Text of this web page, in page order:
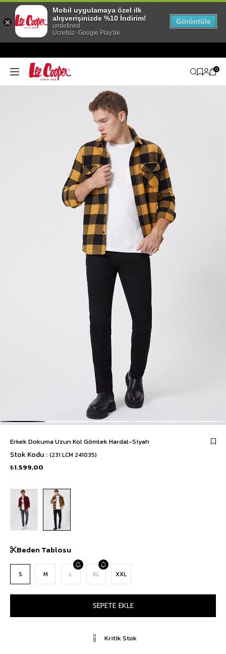
0
Erkek Dokuma Uzun Kol Gömlek Hardal-Siyah
Stok Kodu (231 LCM 241035)
₺1.599,00
Beden Tablosu
S M L XL XXL
Kritik Stok
Mobil uygulamaya özel ilk
alışverişinizde %10 İndirim!
undefined
Ücretsiz -Google Play'de
Görüntüle